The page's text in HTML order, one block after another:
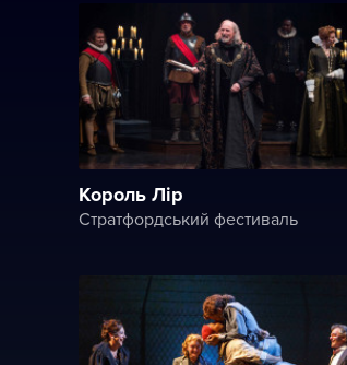
Король Лір
Стратфордський фестиваль